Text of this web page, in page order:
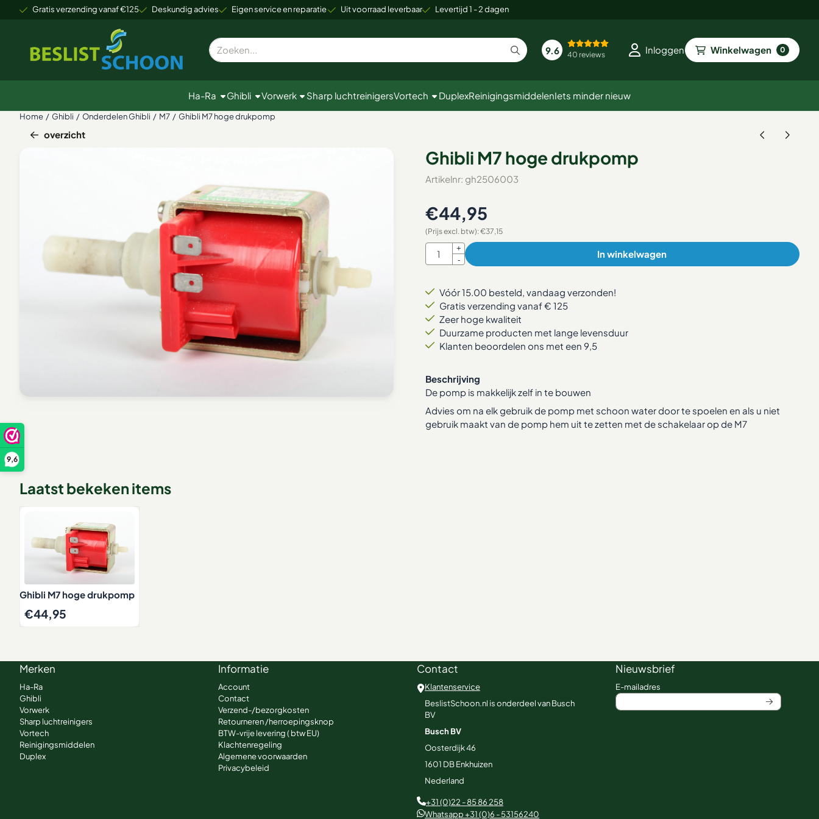
9,6
Cookievoorkeuren zijn beschikbaar. Kies instellingen of sta alle cookies toe.
Gratis verzending vanaf €125 Deskundig advies Eigen service en reparatie Uit voorraad leverbaar Levertijd 1 - 2 dagen
Zoeken
9.6 40 reviews Inloggen Winkelwagen 0
Ha-Ra Ghibli Vorwerk Sharp luchtreinigersVortech DuplexReinigingsmiddelenIets minder nieuw
Home / Ghibli / Onderdelen Ghibli / M7 / Ghibli M7 hoge drukpomp
overzicht
Ghibli M7 hoge drukpomp
Artikelnr: gh2506003
€44,95
(Prijs excl. btw):€37,15
Aantal
+
-
In winkelwagen
Vóór 15.00 besteld, vandaag verzonden!
Gratis verzending vanaf € 125
Zeer hoge kwaliteit
Duurzame producten met lange levensduur
Klanten beoordelen ons met een 9,5
Beschrijving
De pomp is makkelijk zelf in te bouwen
Advies om na elk gebruik de pomp met schoon water door te spoelen en als u niet
gebruik maakt van de pomp hem uit te zetten met de schakelaar op de M7
Laatst bekeken items
Ghibli M7 hoge drukpomp
€44,95
Merken
Ha-Ra
Ghibli
Vorwerk
Sharp luchtreinigers
Vortech
Reinigingsmiddelen
Duplex
Informatie
Account
Contact
Verzend-/bezorgkosten
Retourneren /herroepingsknop
BTW-vrije levering ( btw EU)
Klachtenregeling
Algemene voorwaarden
Privacybeleid
Contact
Klantenservice
BeslistSchoon.nl is onderdeel van Busch
BV
Busch BV
Oosterdijk 46
1601 DBEnkhuizen
Nederland
+31 (0)22 - 85 86 258
Whatsapp +31 (0)6 - 53156240
Nieuwsbrief
E-mailadresVul je e-mailadres in voor de nieuwsbrief